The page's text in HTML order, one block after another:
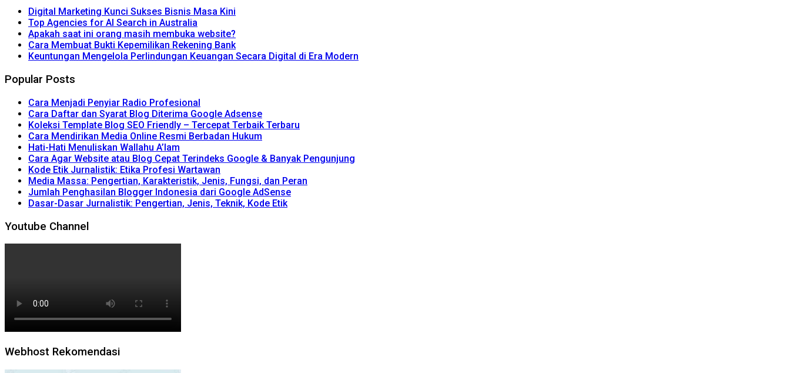
Digital Marketing Kunci Sukses Bisnis Masa Kini
Top Agencies for AI Search in Australia
Apakah saat ini orang masih membuka website?
Cara Membuat Bukti Kepemilikan Rekening Bank
Keuntungan Mengelola Perlindungan Keuangan Secara Digital di Era Modern
Popular Posts
Cara Menjadi Penyiar Radio Profesional
Cara Daftar dan Syarat Blog Diterima Google Adsense
Koleksi Template Blog SEO Friendly – Tercepat Terbaik Terbaru
Cara Mendirikan Media Online Resmi Berbadan Hukum
Hati-Hati Menuliskan Wallahu A’lam
Cara Agar Website atau Blog Cepat Terindeks Google & Banyak Pengunjung
Kode Etik Jurnalistik: Etika Profesi Wartawan
Media Massa: Pengertian, Karakteristik, Jenis, Fungsi, dan Peran
Jumlah Penghasilan Blogger Indonesia dari Google AdSense
Dasar-Dasar Jurnalistik: Pengertian, Jenis, Teknik, Kode Etik
Youtube Channel
Webhost Rekomendasi